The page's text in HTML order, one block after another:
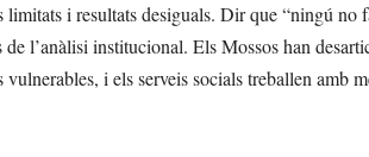
i resultats desiguals. Dir que “ningú no
l’anàlisi institucional. Els Mossos han
i els serveis socials treballen amb